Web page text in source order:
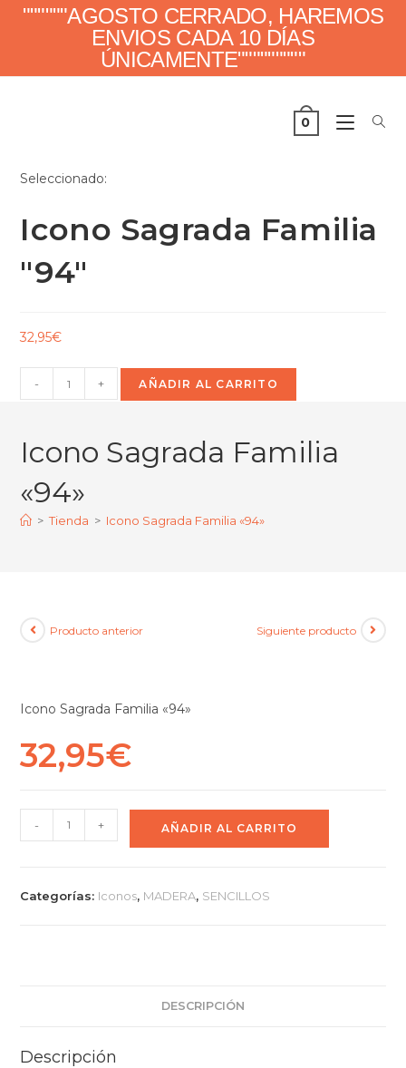
""""""AGOSTO CERRADO, HAREMOS
ENVIOS CADA 10 DÍAS
ÚNICAMENTE"""""""""
0
Seleccionado:
Icono Sagrada Familia
"94"
32,95€
- + AÑADIR AL CARRITO
Icono Sagrada Familia
«94»
> Tienda > Icono Sagrada Familia «94»
Producto anterior Siguiente producto
Icono Sagrada Familia «94»
32,95€
- + AÑADIR AL CARRITO
Categorías: Iconos, MADERA, SENCILLOS
DESCRIPCIÓN
Descripción